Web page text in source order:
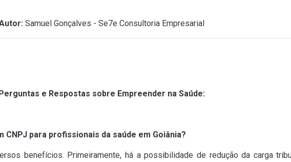
Samuel Gonçalves - Se7e Consultoria Empresarial
e Respostas sobre Empreender na Saúde:
para profissionais da saúde em Goiânia?
benefícios. Primeiramente, há a possibilidade de redução da carga